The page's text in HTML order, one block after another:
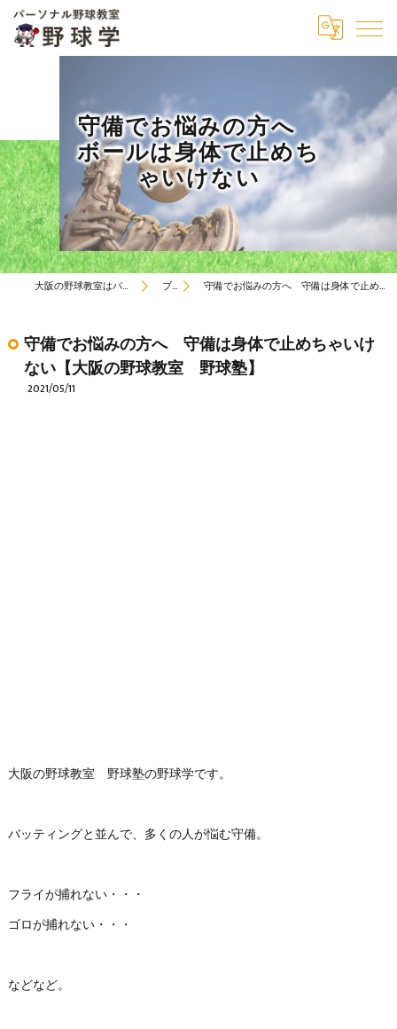
守備でお悩みの方へ
ボールは身体で止めち
ゃいけない
大阪の野球教室はパーソナル野球教室 野球学 ブログ 守備でお悩みの方へ 守備は身体で止めちゃいけない【大阪の野球教室 野球塾】
守備でお悩みの方へ 守備は身体で止めちゃいけ
ない【大阪の野球教室 野球塾】
2021/05/11
大阪の野球教室 野球塾の野球学です。
バッティングと並んで、多くの人が悩む守備。
フライが捕れない・・・
ゴロが捕れない・・・
などなど。